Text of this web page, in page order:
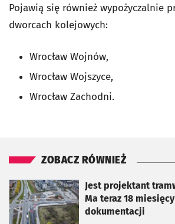
Pojawią się również wypożyczalnie
dworcach kolejowych:
Wrocław Wojnów,
Wrocław Wojszyce,
Wrocław Zachodni.
ZOBACZ RÓWNIEŻ
Jest projektant
Ma teraz 18
dokumentacji
otworzy się w nowej karcie